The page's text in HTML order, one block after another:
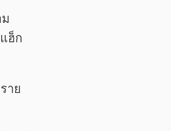
ฮ็ก
าย